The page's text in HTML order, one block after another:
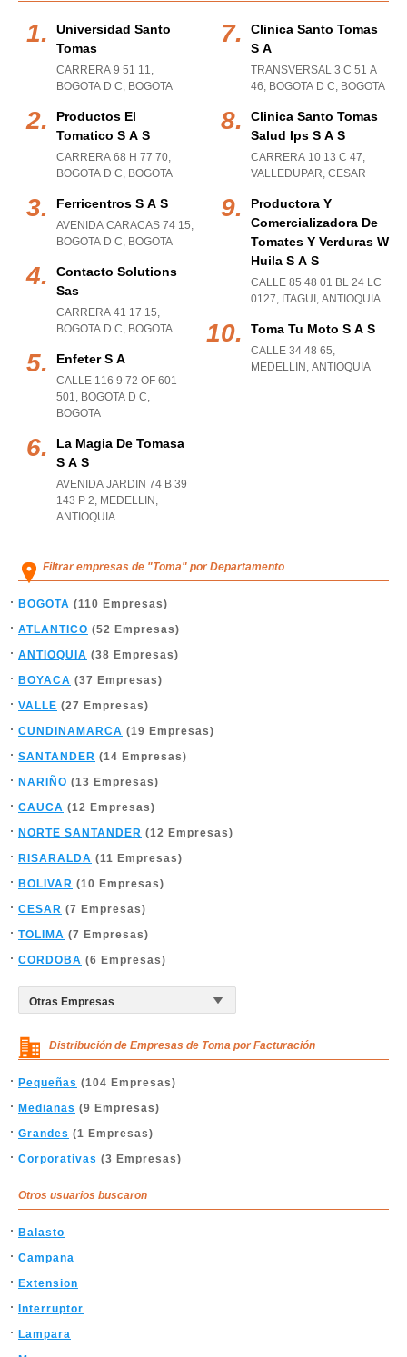
Universidad Santo
Tomas
CARRERA 9 51 11,
BOGOTA D C, BOGOTA
Productos El
Tomatico S A S
CARRERA 68 H 77 70,
BOGOTA D C, BOGOTA
Ferricentros S A S
AVENIDA CARACAS 74 15,
BOGOTA D C, BOGOTA
Contacto Solutions
Sas
CARRERA 41 17 15,
BOGOTA D C, BOGOTA
Enfeter S A
CALLE 116 9 72 OF 601
501, BOGOTA D C,
BOGOTA
La Magia De Tomasa
S A S
AVENIDA JARDIN 74 B 39
143 P 2, MEDELLIN ,
ANTIOQUIA
Clinica Santo Tomas
S A
TRANSVERSAL 3 C 51 A
46, BOGOTA D C, BOGOTA
Clinica Santo Tomas
Salud Ips S A S
CARRERA 10 13 C 47,
VALLEDUPAR, CESAR
Productora Y
Comercializadora De
Tomates Y Verduras W
Huila S A S
CALLE 85 48 01 BL 24 LC
0127, ITAGUI , ANTIOQUIA
Toma Tu Moto S A S
CALLE 34 48 65,
MEDELLIN , ANTIOQUIA
Filtrar empresas de "Toma" por Departamento
BOGOTA (110 Empresas)
ATLANTICO (52 Empresas)
ANTIOQUIA (38 Empresas)
BOYACA (37 Empresas)
VALLE (27 Empresas)
CUNDINAMARCA (19 Empresas)
SANTANDER (14 Empresas)
NARIÑO (13 Empresas)
CAUCA (12 Empresas)
NORTE SANTANDER (12 Empresas)
RISARALDA (11 Empresas)
BOLIVAR (10 Empresas)
CESAR (7 Empresas)
TOLIMA (7 Empresas)
CORDOBA (6 Empresas)
Distribución de Empresas de Toma por Facturación
Pequeñas (104 Empresas)
Medianas (9 Empresas)
Grandes (1 Empresas)
Corporativas (3 Empresas)
Otros usuarios buscaron
Balasto
Campana
Extension
Interruptor
Lampara